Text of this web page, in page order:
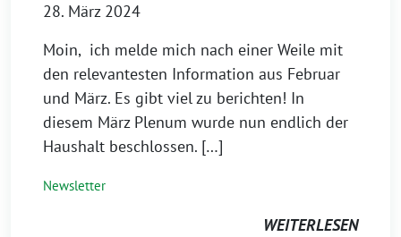
28. März 2024
Moin, ich melde mich nach einer Weile mit
den relevantesten Information aus Februar
und März. Es gibt viel zu berichten! In
diesem März Plenum wurde nun endlich der
Haushalt beschlossen. […]
Newsletter
WEITERLESEN